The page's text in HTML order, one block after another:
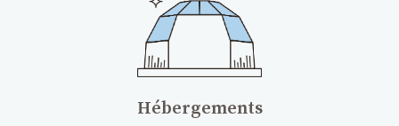
Hébergements